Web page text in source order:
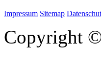
Impressum Sitemap
Copyright